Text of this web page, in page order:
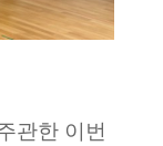
관한 이번